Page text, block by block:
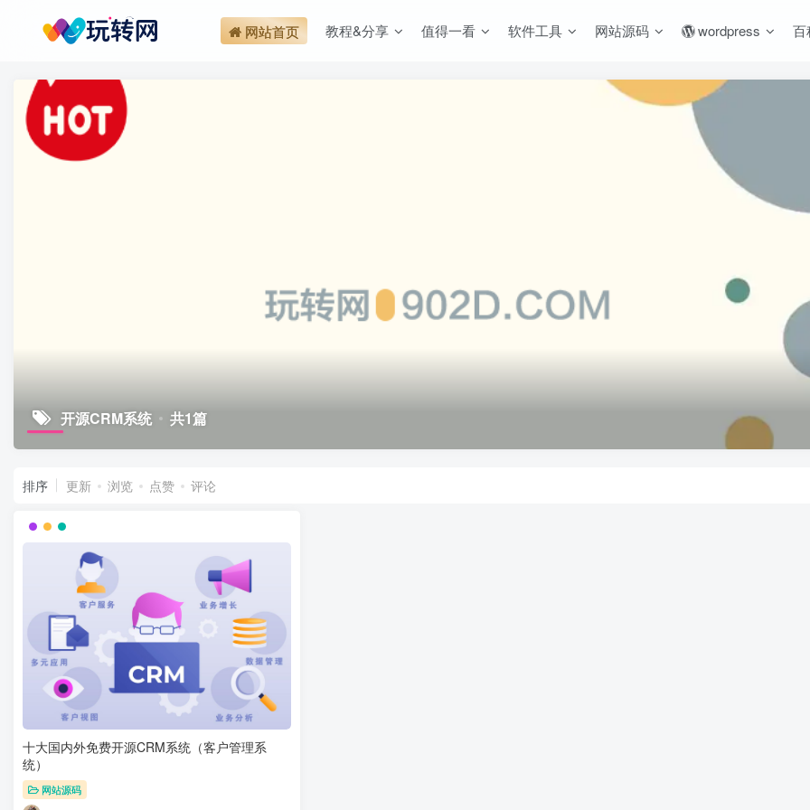
网站首页 教程&分享 值得一看 软件工具 网站源码 wordpress 百
开源CRM系统 共1篇
排序 更新 浏览 点赞 评论
十大国内外免费开源CRM系统（客户管理系
统）
网站源码